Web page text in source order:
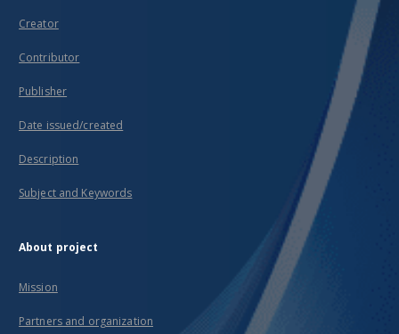
Creator
Contributor
Publisher
Date issued/created
Description
Subject and Keywords
About project
Mission
Partners and organization